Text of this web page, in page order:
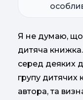
Я не думаю, що
дитяча
серед деяких
групу
автора, та